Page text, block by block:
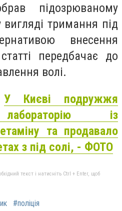
підозрюваному
вигляді тримання під
внесення
передбачає до
волі.
У Києві подружжя
лабораторію із
та продавало
з під солі, - ФОТО
текст і натисніть Ctrl + Enter, щоб
#поліція